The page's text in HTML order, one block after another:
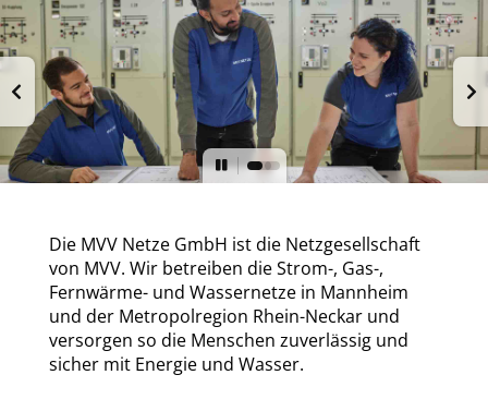
Die MVV Netze GmbH ist die Netzgesellschaft
von MVV. Wir betreiben die Strom-, Gas-,
Fernwärme- und Wassernetze in Mannheim
und der Metropolregion Rhein-Neckar und
versorgen so die Menschen zuverlässig und
sicher mit Energie und Wasser.